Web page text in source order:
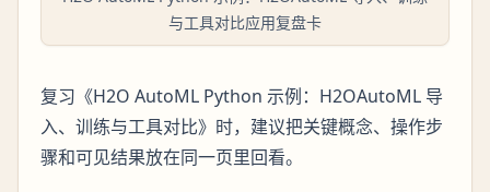
与工具对比应用复盘卡
复习《H2O AutoML Python 示例：H2OAutoML 导
入、训练与工具对比》时，建议把关键概念、操作步
骤和可见结果放在同一页里回看。